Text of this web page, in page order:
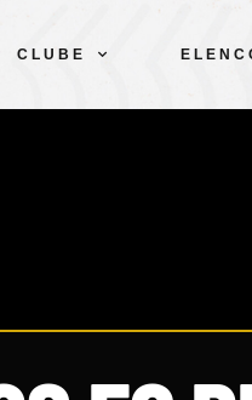
CLUBE